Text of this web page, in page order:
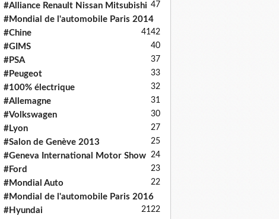
#Alliance Renault Nissan Mitsubishi 47
#Mondial de l'automobile Paris 2014
42
#Chine 41
#GIMS 40
#PSA 37
#Peugeot 33
#100% électrique 32
#Allemagne 31
#Volkswagen 30
#Lyon 27
#Salon de Genève 2013 25
#Geneva International Motor Show 24
#Ford 23
#Mondial Auto 22
#Mondial de l'automobile Paris 2016
22
#Hyundai 21